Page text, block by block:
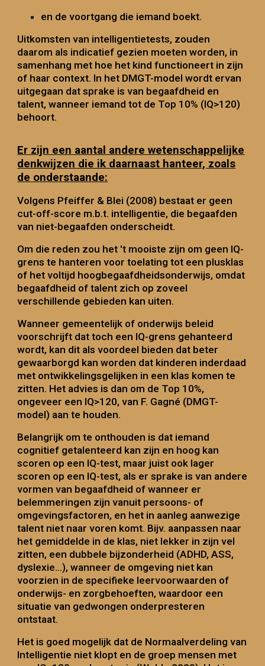
en de voortgang die iemand boekt.
Uitkomsten van intelligentietests, zouden
daarom als indicatief gezien moeten worden, in
samenhang met hoe het kind functioneert in zijn
of haar context. In het DMGT-model wordt ervan
uitgegaan dat sprake is van begaafdheid en
talent, wanneer iemand tot de Top 10% (IQ>120)
behoort.
Er zijn een aantal andere wetenschappelijke
denkwijzen die ik daarnaast hanteer, zoals
de onderstaande:
Volgens Pfeiffer & Blei (2008) bestaat er geen
cut-off-score m.b.t. intelligentie, die begaafden
van niet-begaafden onderscheidt.
Om die reden zou het 't mooiste zijn om geen IQ-
grens te hanteren voor toelating tot een plusklas
of hetvoltijd hoogbegaafdheidsonderwijs, omdat
begaafdheid of talent zich op zoveel
verschillende gebieden kan uiten.
Wanneer gemeentelijk of onderwijs beleid
voorschrijft dat toch een IQ-grens gehanteerd
wordt, kan dit als voordeel bieden dat beter
gewaarborgd kan worden dat kinderen inderdaad
met ontwikkelingsgelijken in een klas komen te
zitten. Het advies is dan om de Top 10%,
ongeveer een IQ>120, van F. Gagné (DMGT-
model) aan te houden.
Belangrijk om te onthouden is dat iemand
cognitief getalenteerd kan zijn en hoog kan
scoren op een IQ-test, maar juist ook lager
scoren op een IQ-test, als er sprake is van andere
vormen van begaafdheid of wanneer er
belemmeringen zijn vanuit persoons- of
omgevingsfactoren, en het in aanleg aanwezige
talent niet naar voren komt. Bijv. aanpassen naar
het gemiddelde in de klas, niet lekker in zijn vel
zitten, een dubbele bijzonderheid (ADHD, ASS,
dyslexie...), wanneer de omgeving niet kan
voorzien in de specifieke leervoorwaarden of
onderwijs- en zorgbehoeften, waardoor een
situatie van gedwongen onderpresteren
ontstaat.
Het is goed mogelijk dat de Normaalverdeling van
Intelligentie niet klopt en de groep mensen met